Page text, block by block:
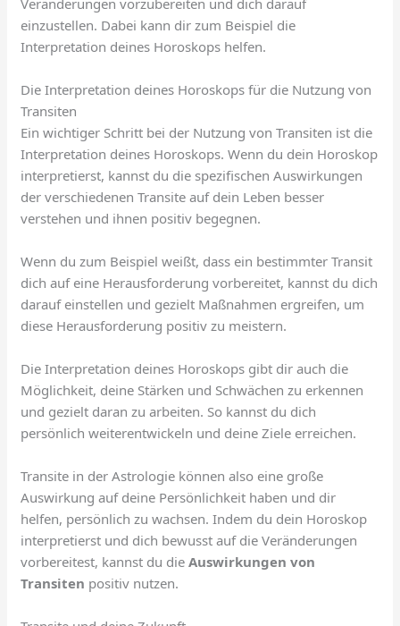
einzustellen. Dabei kann dir zum Beispiel die
Interpretation deines Horoskops helfen.
Die Interpretation deines Horoskops für die Nutzung von
Transiten
Ein wichtiger Schritt bei der Nutzung von Transiten ist die
Interpretation deines Horoskops. Wenn du dein Horoskop
interpretierst, kannst du die spezifischen Auswirkungen
der verschiedenen Transite auf dein Leben besser
verstehen und ihnen positiv begegnen.
Wenn du zum Beispiel weißt, dass ein bestimmter Transit
dich auf eine Herausforderung vorbereitet, kannst du dich
darauf einstellen und gezielt Maßnahmen ergreifen, um
diese Herausforderung positiv zu meistern.
Die Interpretation deines Horoskops gibt dir auch die
Möglichkeit, deine Stärken und Schwächen zu erkennen
und gezielt daran zu arbeiten. So kannst du dich
persönlich weiterentwickeln und deine Ziele erreichen.
Transite in der Astrologie können also eine große
Auswirkung auf deine Persönlichkeit haben und dir
helfen, persönlich zu wachsen. Indem du dein Horoskop
interpretierst und dich bewusst auf die Veränderungen
vorbereitest, kannst du dieAuswirkungen von
Transiten positiv nutzen.